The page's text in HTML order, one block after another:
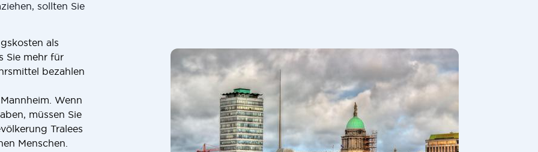
sollten Sie
als
Sie mehr für
bezahlen
Wenn
müssen Sie
Tralees
Menschen.